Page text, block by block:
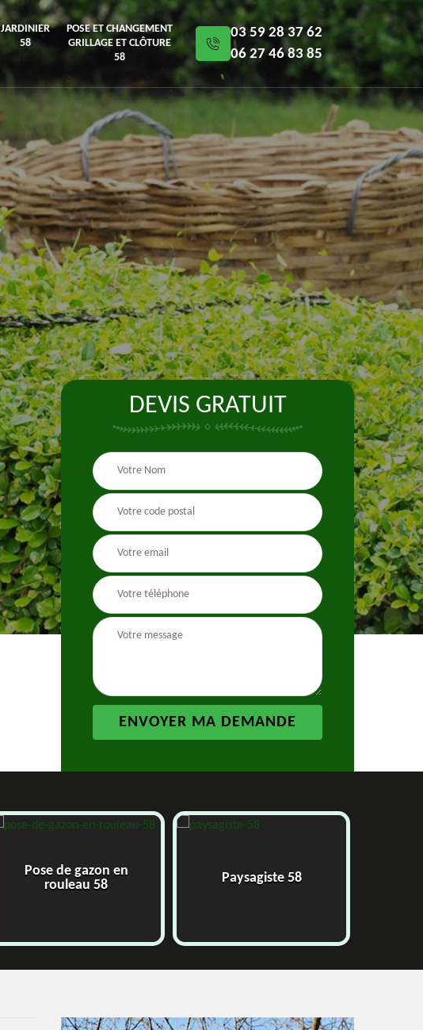
JARDINIER
58
POSE ET CHANGEMENT
GRILLAGE ET CLÔTURE
58
03 59 28 37 62
06 27 46 83 85
DEVIS GRATUIT
Pose de gazon en
rouleau 58
Paysagiste 58